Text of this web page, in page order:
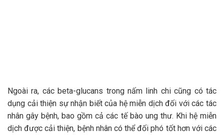
Ngoài ra, các beta-glucans trong nấm linh chi cũng có tác
dụng cải thiện sự nhận biết của hệ miễn dịch đối với các tác
nhân gây bệnh, bao gồm cả các tế bào ung thư. Khi hệ miễn
dịch được cải thiện, bệnh nhân có thể đối phó tốt hơn với các